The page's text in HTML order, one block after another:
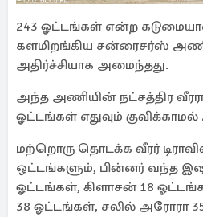
243 ஓட்டங்கள் என்ற
களமிறங்கிய சன்ரைசர்ஸ்
அதிர்ச்சியாக அமைந்தது.
அந்த அணியின் நட்சத்திர
ஓட்டங்கள் எதுவும் குவிக்காமல்
மற்றொரு தொடக்க வீரர்
ஒட்டங்களும், பின்னர் வந்த
ஓட்டங்கள், கிளாசன் 18
38 ஓட்டங்கள், சலில் அரோரா